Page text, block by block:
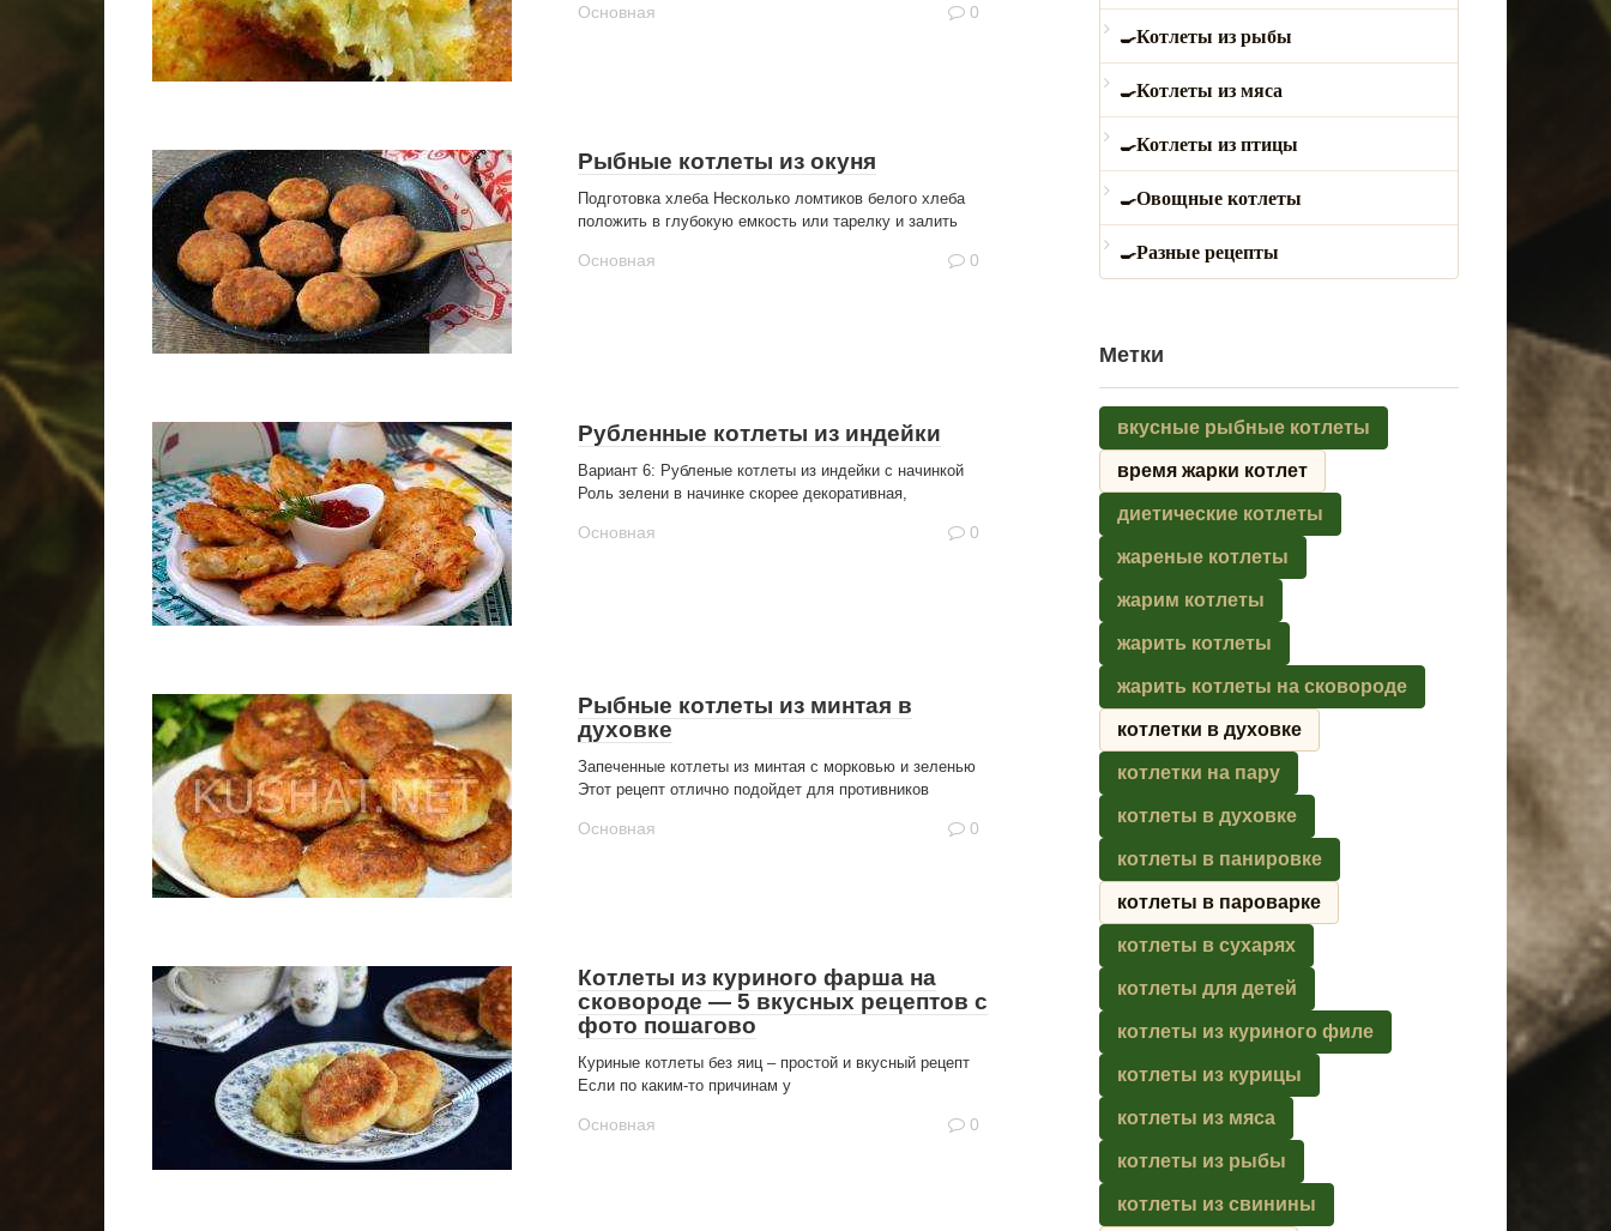
Основная 0
Рыбные котлеты из окуня
Подготовка хлеба Несколько ломтиков белого хлеба
положить в глубокую емкость или тарелку и залить
Основная 0
Рубленные котлеты из индейки
Вариант 6: Рубленые котлеты из индейки с начинкой
Роль зелени в начинке скорее декоративная,
Основная 0
Рыбные котлеты из минтая в
духовке
Запеченные котлеты из минтая с морковью и зеленью
Этот рецепт отлично подойдет для противников
Основная 0
Котлеты из куриного фарша на
сковороде — 5 вкусных рецептов с
фото пошагово
Куриные котлеты без яиц – простой и вкусный рецепт
Если по каким-то причинам у
Основная 0
Котлеты из рыбы
Котлеты из мяса
Котлеты из птицы
Овощные котлеты
Разные рецепты
Метки
вкусные рыбные котлеты
время жарки котлет
диетические котлеты
жареные котлеты
жарим котлеты
жарить котлеты
жарить котлеты на сковороде
котлетки в духовке
котлетки на пару
котлеты в духовке
котлеты в панировке
котлеты в пароварке
котлеты в сухарях
котлеты для детей
котлеты из куриного филе
котлеты из курицы
котлеты из мяса
котлеты из рыбы
котлеты из свинины